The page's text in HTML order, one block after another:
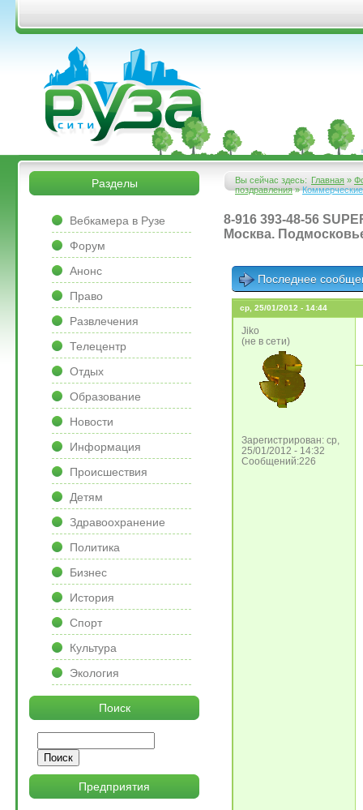
Перейти к основному содержанию
&bsps;
&bsps;
Вы сейчас здесь:
Вы здесь
Главная »
поздравления»
8-916 393-48-56
Москва.
Последнее
ср, 25/01/2012 - 14:44
Jiko
(не в сети)
Зарегистрирован: ср,
25/01/2012 - 14:32
Сообщений:226
Разделы
Вебкамера в Рузе
Форум
Анонс
Право
Развлечения
Телецентр
Отдых
Образование
Новости
Информация
Происшествия
Детям
Здравоохранение
Политика
Бизнес
История
Спорт
Культура
Экология
Поиск
Предприятия